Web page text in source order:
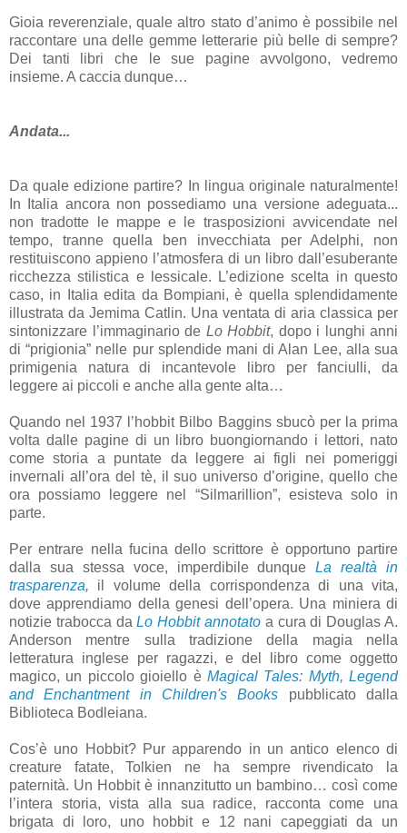
Gioia reverenziale, quale altro stato d’animo è possibile nel
raccontare una delle gemme letterarie più belle di sempre?
Dei tanti libri che le sue pagine avvolgono, vedremo
insieme. A caccia dunque…
Andata...
Da quale edizione partire? In lingua originale naturalmente!
In Italia ancora non possediamo una versione adeguata...
non tradotte le mappee le trasposizioni avvicendate nel
tempo, tranne quella ben invecchiata perAdelphi, non
restituiscono appieno l’atmosfera di un libro dall’esuberante
ricchezza stilistica e lessicale. L’edizione scelta in questo
caso, in Italia edita da Bompiani, è quella splendidamente
illustrata da Jemima Catlin. Una ventata di aria classica per
sintonizzare l’immaginario de Lo Hobbit, dopo i lunghi anni
di “prigionia” nelle pur splendide mani di Alan Lee, alla sua
primigenia natura di incantevole libro per fanciulli, da
leggere ai piccoli e anche alla gente alta…
Quando nel 1937 l’hobbit Bilbo Baggins sbucò per la prima
volta dalle pagine di un libro buongiornando i lettori, nato
come storia a puntate da leggere ai figli nei pomeriggi
invernali all’ora del tè, il suo universo d’origine, quello che
ora possiamo leggere nel “Silmarillion”, esisteva solo in
parte.
Per entrare nella fucina dello scrittore è opportuno partire
dalla sua stessa voce, imperdibile dunqueLa realtà in
trasparenza, il volume della corrispondenza di una vita,
dove apprendiamo della genesi dell’opera. Una miniera di
notizie trabocca daLo Hobbit annotato a cura di Douglas A.
Anderson mentre sulla tradizione della magia nella
letteratura inglese per ragazzi, e del libro come oggetto
magico, un piccolo gioiello è Magical Tales: Myth, Legend
and Enchantment in Children's Books pubblicato da lla
Biblioteca Bodleiana.
Cos’è uno Hobbit? Pur apparendo in un antico elenco di
creature fatate, Tolkien ne ha sempre rivendicato la
paternità. Un Hobbit è innanzitutto un bambino… così come
l’intera storia, vista alla sua radice, racconta come una
brigata di loro, uno hobbit e 12 nani capeggiati da un